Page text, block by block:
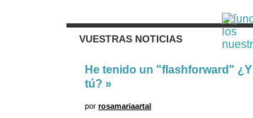
VUESTRAS NOTICIAS
He tenido un "flashforward" ¿Y
tú? »
por rosamariaartal